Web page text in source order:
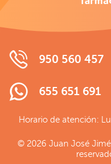
950 560 457
655 651 691
Horario de atención:
© 2026 Juan José